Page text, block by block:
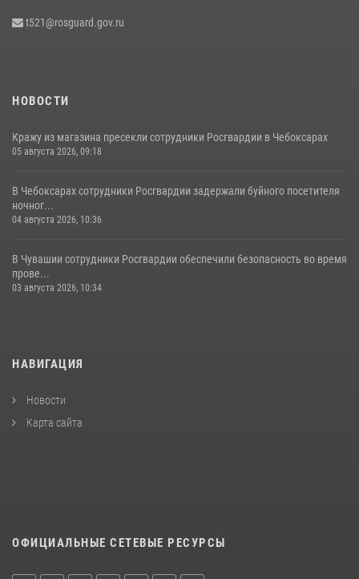
встреча с священнослужителем
t521@rosguard.gov.ru
НОВОСТИ
Кражу из магазина пресекли сотрудники Росгвардии в Чебоксарах
05 августа 2026, 09:18
В Чебоксарах сотрудники Росгвардии задержали буйного посетителя
ночног...
04 августа 2026, 10:36
В Чувашии сотрудники Росгвардии обеспечили безопасность во время
прове...
03 августа 2026, 10:34
НАВИГАЦИЯ
Новости
Карта сайта
ОФИЦИАЛЬНЫЕ СЕТЕВЫЕ РЕСУРСЫ